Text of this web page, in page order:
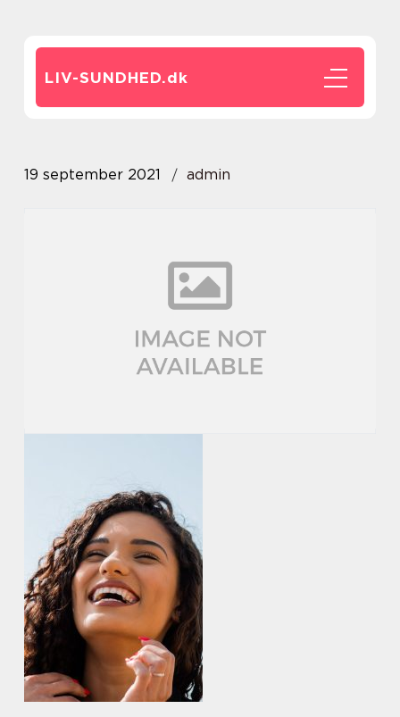
LIV-SUNDHED.dk
19 september 2021 admin